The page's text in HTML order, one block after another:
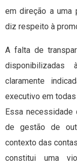
em direção a uma
diz respeito à
A falta de
claramente
executivo em
Essa
de gestão de
contexto das
constitui uma